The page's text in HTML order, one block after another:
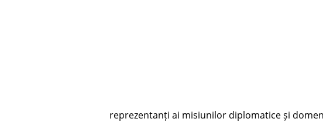
reprezentanți ai misiunilor diplomatice și